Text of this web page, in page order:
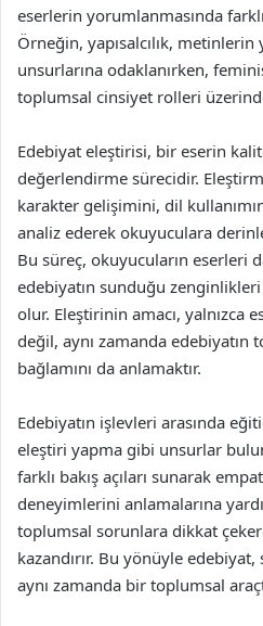
eserlerin yorumlanmasında
Örneğin, yapısalcılık, metinlerin
unsurlarına odaklanırken,
toplumsal cinsiyet rolleri
Edebiyat eleştirisi, bir eserin
değerlendirme sürecidir.
karakter gelişimini, dil
analiz ederek okuyuculara
Bu süreç, okuyucuların eserleri
edebiyatın sunduğu
olur. Eleştirinin amacı, yalnızca
değil, aynı zamanda edebiyatın
bağlamını da anlamaktır.
Edebiyatın işlevleri arasında
eleştiri yapma gibi unsurlar
farklı bakış açıları sunarak
deneyimlerini anlamalarına
toplumsal sorunlara dikkat
kazandırır. Bu yönüyle
aynı zamanda bir toplumsal